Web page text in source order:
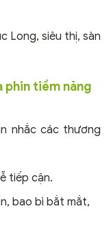
Long, siêu thị, sàn
phin tiềm năng
nhắc các thương
tiếp cận.
bao bì bắt mắt,